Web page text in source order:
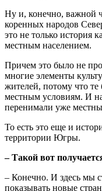
Ну и, конечно, важной
коренных народов
это не только история
местным населением.
Причем это было не
многие элементы
жителей, потому что
местным условиям. И
перенимали уже
То есть это еще и
территории Югры.
‒ Такой вот
‒ Конечно. И здесь мы
показывать новые